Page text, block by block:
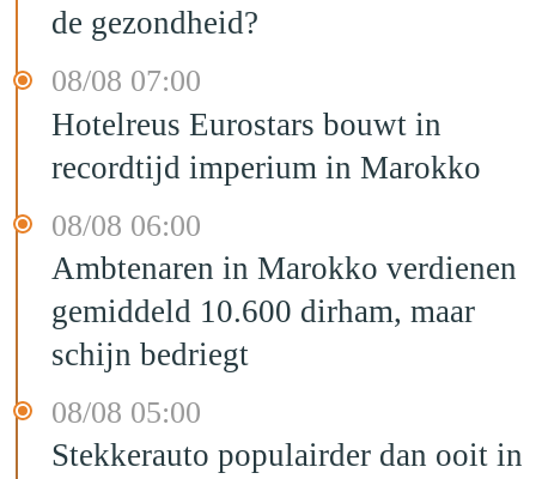
de gezondheid?
08/08 07:00
Hotelreus Eurostars bouwt in
recordtijd imperium in Marokko
08/08 06:00
Ambtenaren in Marokko verdienen
gemiddeld 10.600 dirham, maar
schijn bedriegt
08/08 05:00
Stekkerauto populairder dan ooit in